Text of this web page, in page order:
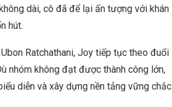
dài, cô đã để lại ấn tượng với khán
hút.
Ratchathani, Joy tiếp tục theo đuổi
nhóm không đạt được thành công lớn,
diễn và xây dựng nền tảng vững chắc